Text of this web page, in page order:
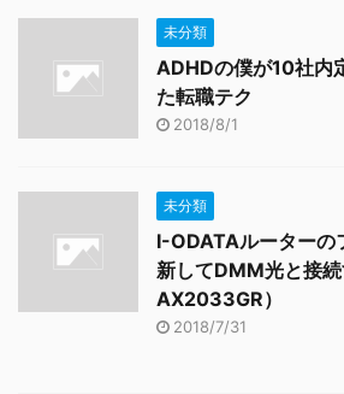
未分類
ADHDの僕が10社内
た転職テク
2018/8/1
未分類
I-ODATAルーターの
新してDMM光と接
AX2033GR）
2018/7/31